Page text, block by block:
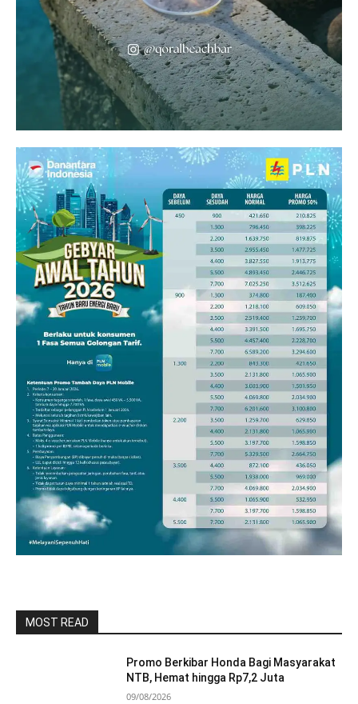
MOST READ
Promo Berkibar Honda Bagi Masyarakat
NTB, Hemat hingga Rp7,2 Juta
09/08/2026